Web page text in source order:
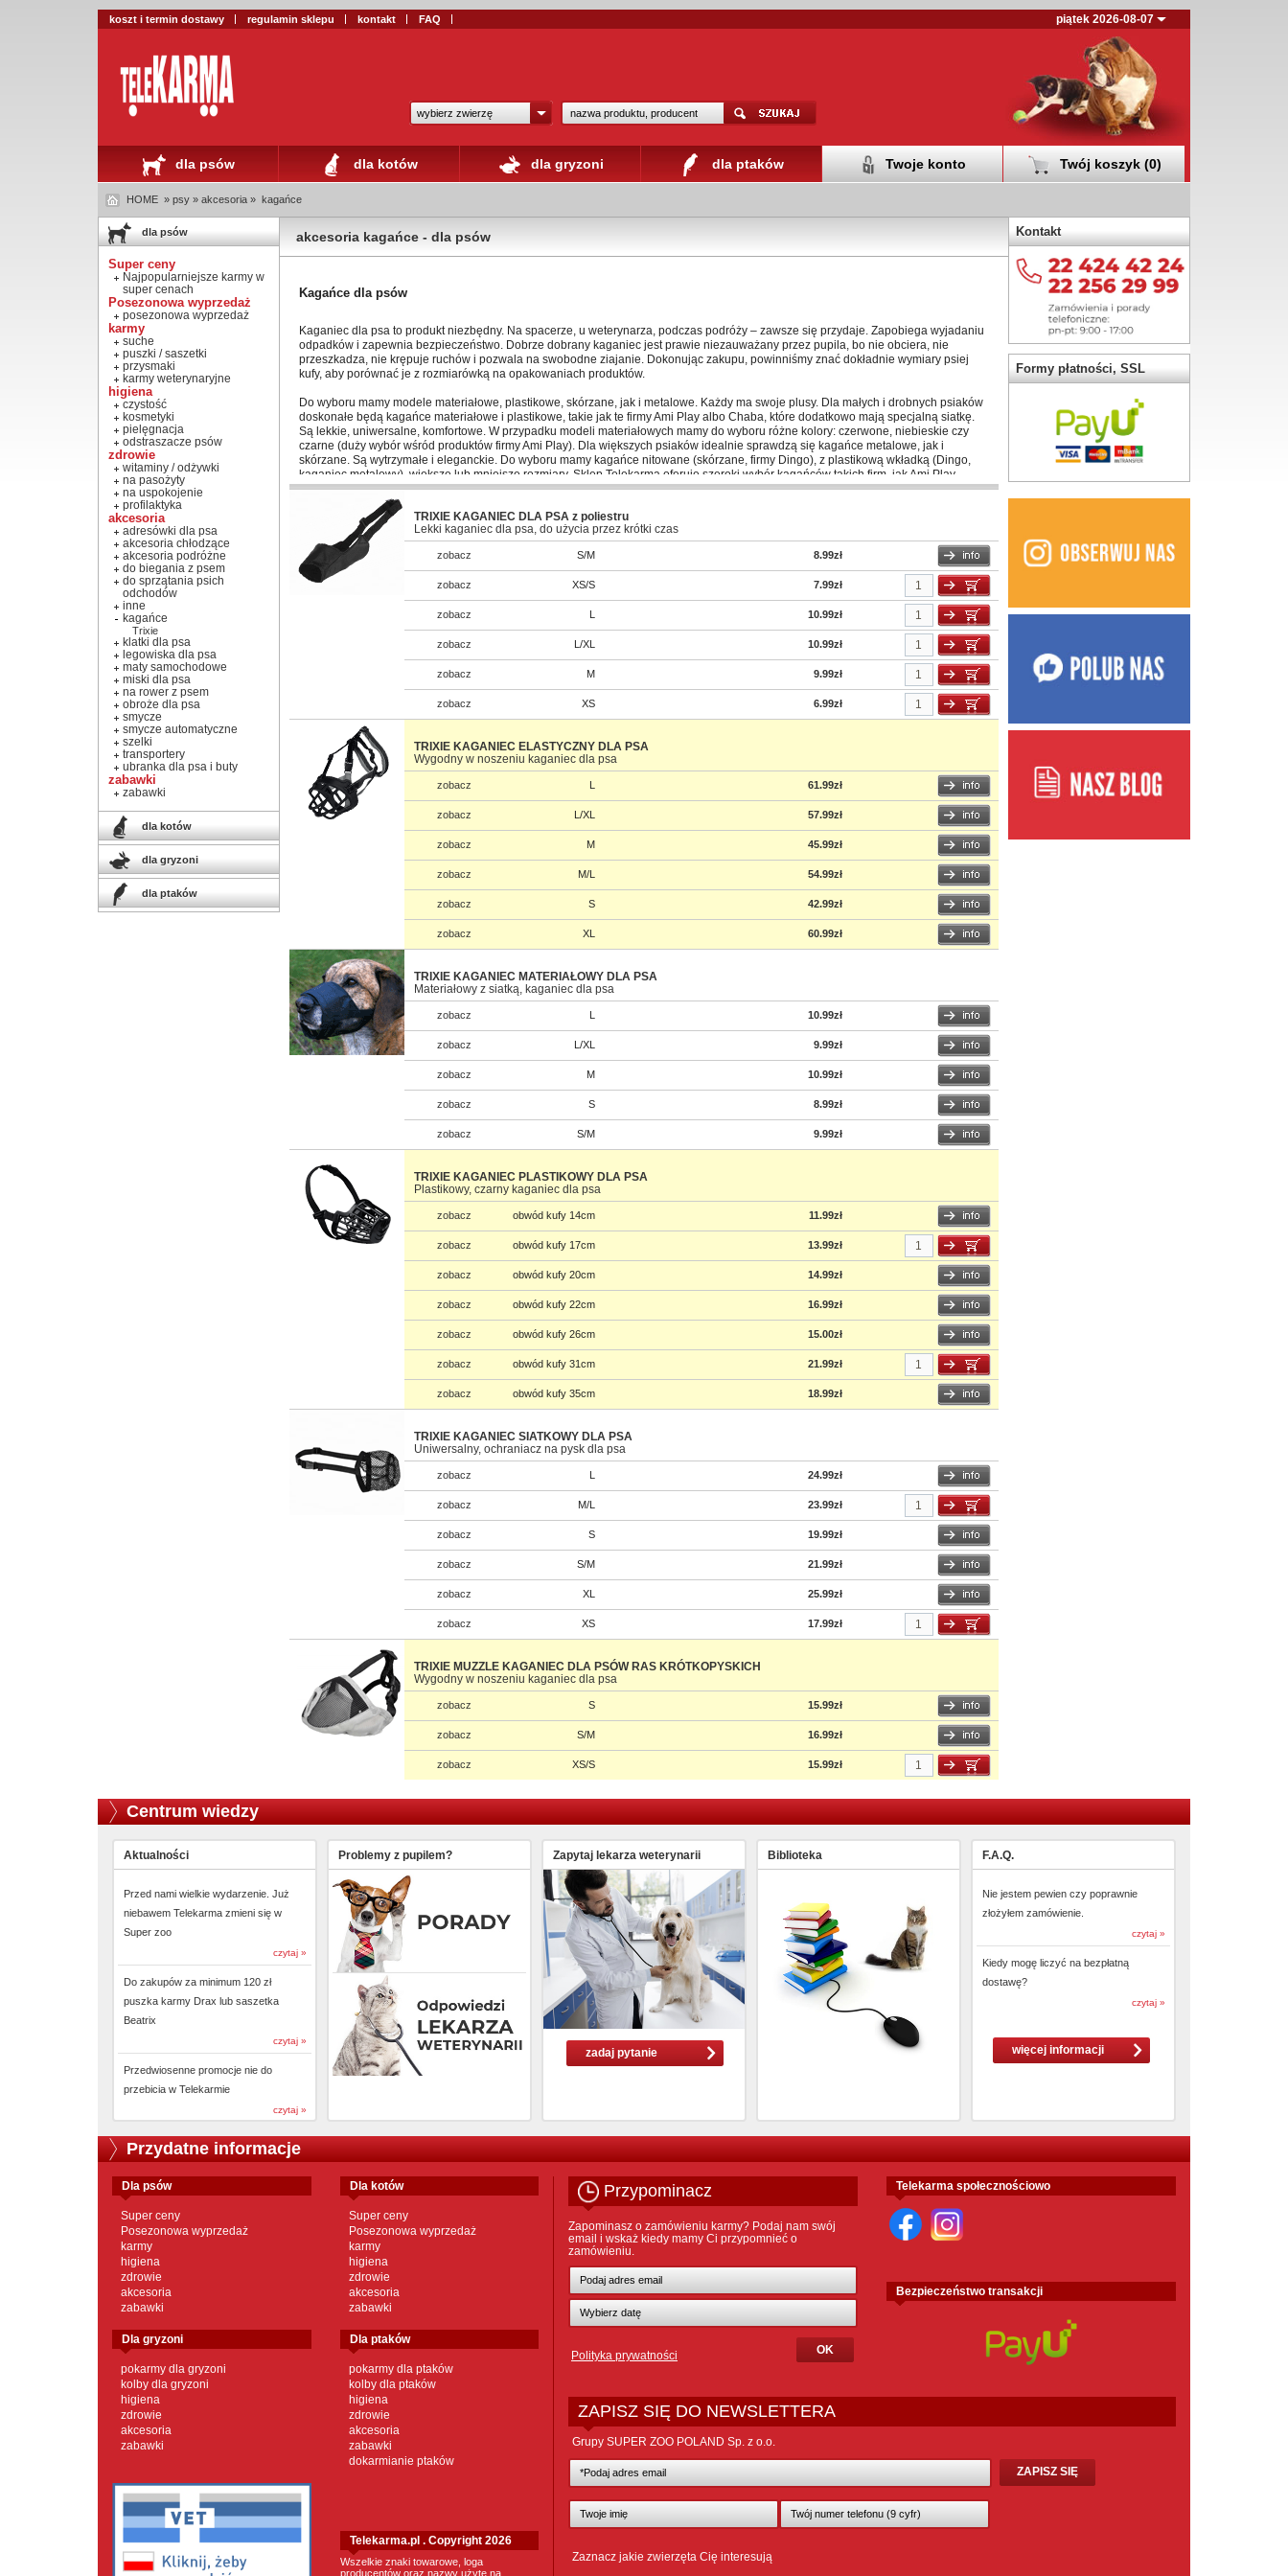
koszt i termin dostawy regulamin sklepu kontakt FAQ piątek 2026-08-07
wybierz zwierzę
dla psów dla kotów dla gryzoni dla ptaków Twoje konto Twój koszyk (0)
HOME » psy » akcesoria » kagańce
dla psów
Super ceny
Najpopularniejsze karmy w
super cenach
Posezonowa wyprzedaż
posezonowa wyprzedaż
karmy
suche
puszki / saszetki
przysmaki
karmy weterynaryjne
higiena
czystość
kosmetyki
pielęgnacja
odstraszacze psów
zdrowie
witaminy / odżywki
na pasożyty
na uspokojenie
profilaktyka
akcesoria
adresówki dla psa
akcesoria chłodzące
akcesoria podróżne
do biegania z psem
do sprzątania psich
odchodów
inne
kagańce
Trixie
klatki dla psa
legowiska dla psa
maty samochodowe
miski dla psa
na rower z psem
obroże dla psa
smycze
smycze automatyczne
szelki
transportery
ubranka dla psa i buty
zabawki
zabawki
dla kotów
dla gryzoni
dla ptaków
akcesoria kagańce - dla psów
Kagańce dla psów
Kaganiec dla psa to produkt niezbędny. Na spacerze, u weterynarza, podczas podróży – zawsze się przydaje. Zapobiega wyjadaniu
odpadków i zapewnia bezpieczeństwo. Dobrze dobrany kaganiec jest prawie niezauważany przez pupila, bo nie obciera, nie
przeszkadza, nie krępuje ruchów i pozwala na swobodne ziajanie. Dokonując zakupu, powinniśmy znać dokładnie wymiary psiej
kufy, aby porównać je z rozmiarówką na opakowaniach produktów.
Do wyboru mamy modele materiałowe, plastikowe, skórzane, jak i metalowe. Każdy ma swoje plusy. Dla małych i drobnych psiaków
doskonałe będą kagańce materiałowe i plastikowe, takie jak te firmy Ami Play albo Chaba, które dodatkowo mają specjalną siatkę.
Są lekkie, uniwersalne, komfortowe. W przypadku modeli materiałowych mamy do wyboru różne kolory: czerwone, niebieskie czy
czarne (duży wybór wśród produktów firmy Ami Play). Dla większych psiaków idealnie sprawdzą się kagańce metalowe, jak i
skórzane. Są wytrzymałe i eleganckie. Do wyboru mamy kagańce nitowane (skórzane, firmy Dingo), z plastikową wkładką (Dingo,
kaganiec metalowy), większe lub mniejsze rozmiary. Sklep Telekarma oferuje szeroki wybór kagańców takich firm, jak Ami Play,
Chaba, Dingo, Riga i Trixie. Każdy z nich sprawi, że spacer z pupilem stanie się prawdziwą przyjemnością.
TRIXIE KAGANIEC DLA PSA z poliestru
Lekki kaganiec dla psa, do użycia przez krótki czas
zobacz S/M 8.99zł
zobacz XS/S 7.99zł
zobacz L 10.99zł
zobacz L/XL 10.99zł
zobacz M 9.99zł
zobacz XS 6.99zł
TRIXIE KAGANIEC ELASTYCZNY DLA PSA
Wygodny w noszeniu kaganiec dla psa
zobacz L 61.99zł
zobacz L/XL 57.99zł
zobacz M 45.99zł
zobacz M/L 54.99zł
zobacz S 42.99zł
zobacz XL 60.99zł
TRIXIE KAGANIEC MATERIAŁOWY DLA PSA
Materiałowy z siatką, kaganiec dla psa
zobacz L 10.99zł
zobacz L/XL 9.99zł
zobacz M 10.99zł
zobacz S 8.99zł
zobacz S/M 9.99zł
TRIXIE KAGANIEC PLASTIKOWY DLA PSA
Plastikowy, czarny kaganiec dla psa
zobacz obwód kufy 14cm 11.99zł
zobacz obwód kufy 17cm 13.99zł
zobacz obwód kufy 20cm 14.99zł
zobacz obwód kufy 22cm 16.99zł
zobacz obwód kufy 26cm 15.00zł
zobacz obwód kufy 31cm 21.99zł
zobacz obwód kufy 35cm 18.99zł
TRIXIE KAGANIEC SIATKOWY DLA PSA
Uniwersalny, ochraniacz na pysk dla psa
zobacz L 24.99zł
zobacz M/L 23.99zł
zobacz S 19.99zł
zobacz S/M 21.99zł
zobacz XL 25.99zł
zobacz XS 17.99zł
TRIXIE MUZZLE KAGANIEC DLA PSÓW RAS KRÓTKOPYSKICH
Wygodny w noszeniu kaganiec dla psa
zobacz S 15.99zł
zobacz S/M 16.99zł
zobacz XS/S 15.99zł
Kontakt
Formy płatności, SSL
Centrum wiedzy
Aktualności
Przed nami wielkie wydarzenie. Już
niebawem Telekarma zmieni się w
Super zoo
czytaj »
Do zakupów za minimum 120 zł
puszka karmy Drax lub saszetka
Beatrix
czytaj »
Przedwiosenne promocje nie do
przebicia w Telekarmie
czytaj »
Problemy z pupilem? Zapytaj lekarza weterynarii
zadaj pytanie
Biblioteka F.A.Q.
Nie jestem pewien czy poprawnie
złożyłem zamówienie.
czytaj »
Kiedy mogę liczyć na bezpłatną
dostawę?
czytaj »
więcej informacji
Przydatne informacje
dla psów
Super ceny
Posezonowa wyprzedaż
karmy
higiena
zdrowie
akcesoria
zabawki
dla kotów
Super ceny
Posezonowa wyprzedaż
karmy
higiena
zdrowie
akcesoria
zabawki
dla gryzoni
pokarmy dla gryzoni
kolby dla gryzoni
higiena
zdrowie
akcesoria
zabawki
dla ptaków
pokarmy dla ptaków
kolby dla ptaków
higiena
zdrowie
akcesoria
zabawki
dokarmianie ptaków
Telekarma.pl . Copyright 2026
Wszelkie znaki towarowe, loga
producentów oraz nazwy użyte na
Przypominacz
Zapominasz o zamówieniu karmy? Podaj nam swój
email i wskaż kiedy mamy Ci przypomnieć o
zamówieniu.
Polityka prywatności
Telekarma społecznościowo
Bezpieczeństwo transakcji
ZAPISZ SIĘ DO NEWSLETTERA
Grupy SUPER ZOO POLAND Sp. z o.o.
Zaznacz jakie zwierzęta Cię interesują